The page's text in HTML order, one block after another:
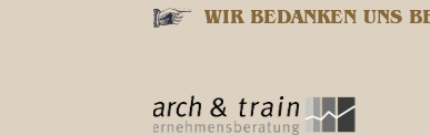
WIR BEDANKEN UNS